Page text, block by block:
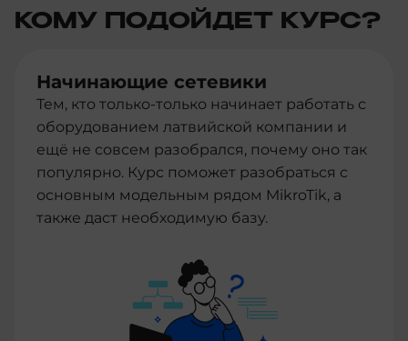
КОМУ ПОДОЙДЕТ КУРС?
Начинающие сетевики
Тем, кто только-только начинает работать с
оборудованием латвийской компании и
ещё не совсем разобрался, почему оно так
популярно. Курс поможет разобраться с
основным модельным рядом MikroTik, а
также даст необходимую базу.